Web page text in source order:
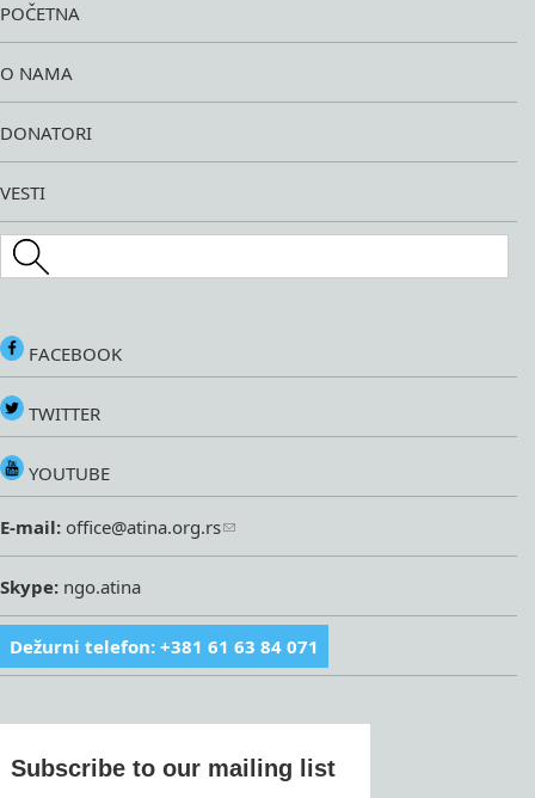
POČETNA
O NAMA
DONATORI
VESTI
Search this site
FACEBOOK
TWITTER
YOUTUBE
E-mail: office@atina.org.rs
Skype: ngo.atina
Dežurni telefon: +381 61 63 84 071
Subscribe to our mailing list